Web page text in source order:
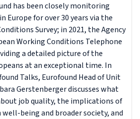
has been closely monitoring
Europe for over 30 years via the
Survey; in 2021, the Agency
Working Conditions Telephone
a detailed picture of the
at an exceptional time. In
Talks, Eurofound Head of Unit
Gerstenberger discusses what
job quality, the implications of
being and broader society, and